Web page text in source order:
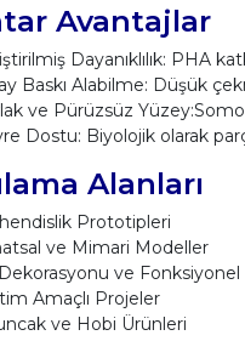
Avantajlar
Dayanıklılık: PHA
Baskı Alabilme: Düşük
ve Pürüzsüz
Dostu: Biyolojik olarak
Alanları
Prototipleri
ve Mimari Modeller
ve Fonksiyonel
Amaçlı Projeler
ve Hobi Ürünleri